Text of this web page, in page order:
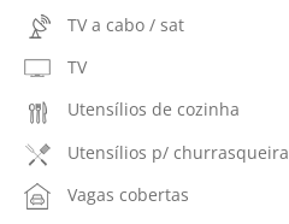
TV a cabo / sat
TV
Utensílios de cozinha
Utensílios p/ churrasqueira
Vagas cobertas